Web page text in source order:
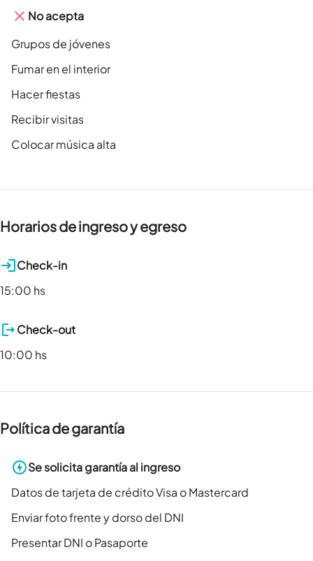
No acepta
Grupos de jóvenes
Fumar en el interior
Hacer fiestas
Recibir visitas
Colocar música alta
Horarios de ingreso y egreso
Check-in
15:00 hs
Check-out
10:00 hs
Política de garantía
Se solicita garantía al ingreso
Datos de tarjeta de crédito Visa o Mastercard
Enviar foto frente y dorso del DNI
Presentar DNI o Pasaporte